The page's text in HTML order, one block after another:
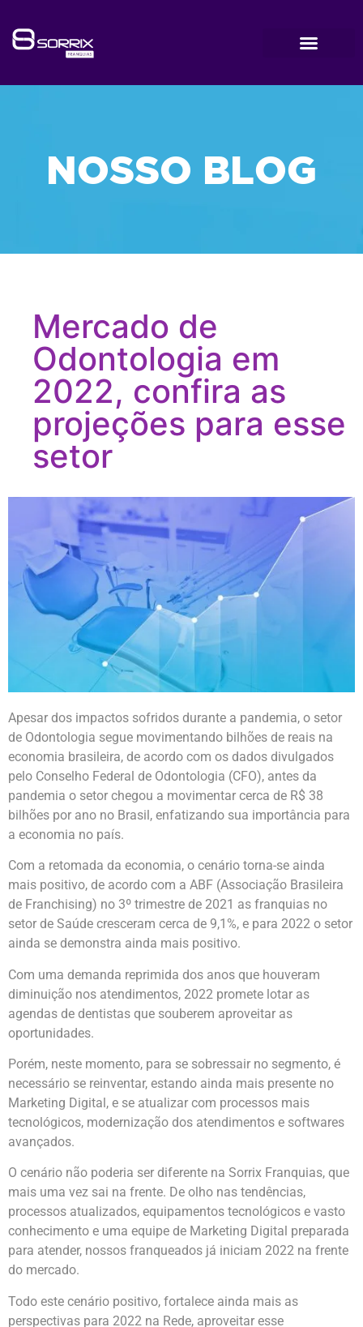
NOSSO BLOG
Mercado de
Odontologia em
2022, confira as
projeções para esse
setor
Apesar dos impactos sofridos durante a pandemia, o setor
de Odontologia segue movimentando bilhões de reais na
economia brasileira, de acordo com os dados divulgados
pelo Conselho Federal de Odontologia (CFO), antes da
pandemia o setor chegou a movimentar cerca de R$ 38
bilhões por ano no Brasil, enfatizando sua importância para
a economia no país.
Com a retomada da economia, o cenário torna-se ainda
mais positivo, de acordo com a ABF (Associação Brasileira
de Franchising) no 3º trimestre de 2021 as franquias no
setor de Saúde cresceram cerca de 9,1%, e para 2022 o setor
ainda se demonstra ainda mais positivo.
Com uma demanda reprimida dos anos que houveram
diminuição nos atendimentos, 2022 promete lotar as
agendas de dentistas que souberem aproveitar as
oportunidades.
Porém, neste momento, para se sobressair no segmento, é
necessário se reinventar, estando ainda mais presente no
Marketing Digital, e se atualizar com processos mais
tecnológicos, modernização dos atendimentos e softwares
avançados.
O cenário não poderia ser diferente na Sorrix Franquias, que
mais uma vez sai na frente. De olho nas tendências,
processos atualizados, equipamentos tecnológicos e vasto
conhecimento e uma equipe de Marketing Digital preparada
para atender, nossos franqueados já iniciam 2022 na frente
do mercado.
Todo este cenário positivo, fortalece ainda mais as
perspectivas para 2022 na Rede, aproveitar esse